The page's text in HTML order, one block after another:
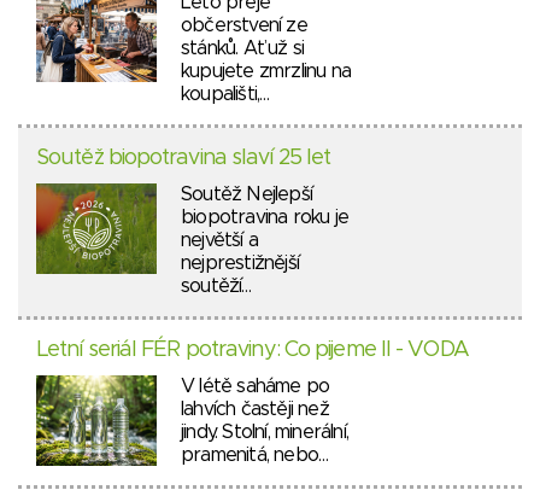
občerstvení ze
stánků. Ať už si
kupujete zmrzlinu na
koupališti,…
Soutěž biopotravina slaví 25 let
Soutěž Nejlepší
biopotravina roku je
největší a
nejprestižnější
soutěží…
Letní seriál FÉR potraviny: Co pijeme II - VODA
V létě saháme po
lahvích častěji než
jindy. Stolní, minerální,
pramenitá, nebo…